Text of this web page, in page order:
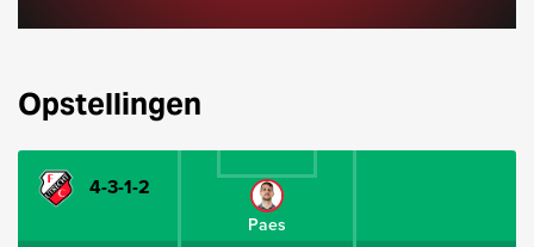
Opstellingen
4-3-1-2
Paes